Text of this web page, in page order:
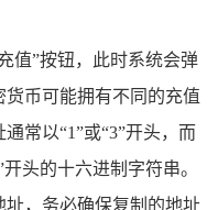
值”按钮，此时系统会弹
币可能拥有不同的充值
常以“1”或“3”开头，而
头的十六进制字符串。
，务必确保复制的地址